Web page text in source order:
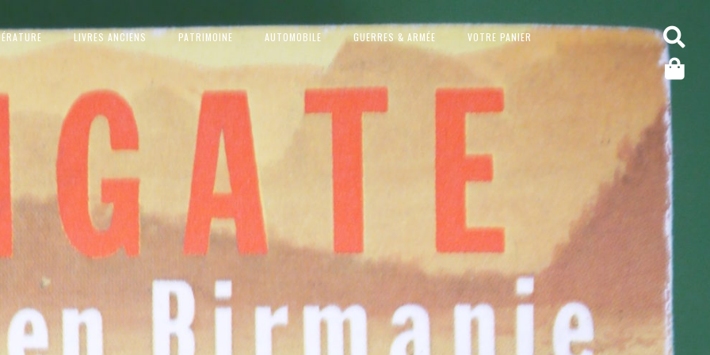
LIVRES ANCIENS PATRIMOINE AUTOMOBILE GUERRES & ARMÉE VOTRE PANIER